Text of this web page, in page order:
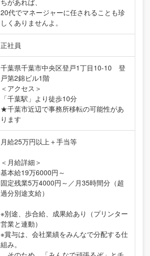
20代でマネージャーに任されることも珍
しくありませんよ。
正社員
千葉県千葉市中央区登戸1丁目10-10 登
戸第2錦ビル1階
＜アクセス＞
「千葉駅」より徒歩10分
★千葉市近辺で事務所移転の可能性があ
ります
月給25万円以上＋手当等
＜月給詳細＞
基本給19万6000円～
固定残業5万4000円～／月35時間分（超
過分別途支給）
※別途、歩合給、成果給あり（プリンター
営業と連動）
※賞与は、会社業績をみんなで分配する仕
組み。